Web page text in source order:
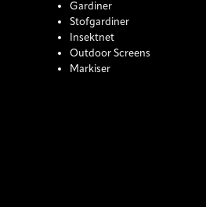
Gardiner
Stofgardiner
Insektnet
Outdoor Screens
Markiser